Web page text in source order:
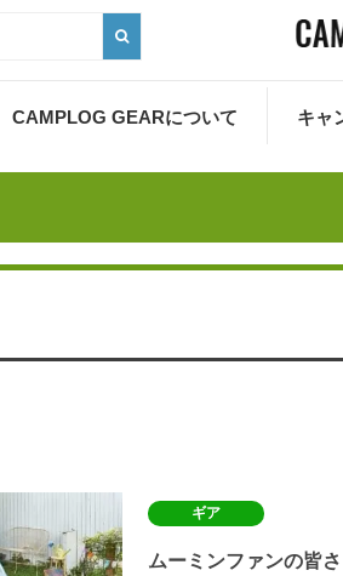
CAMPLOG GEARについて キャ
ギア
ムーミンファンの皆